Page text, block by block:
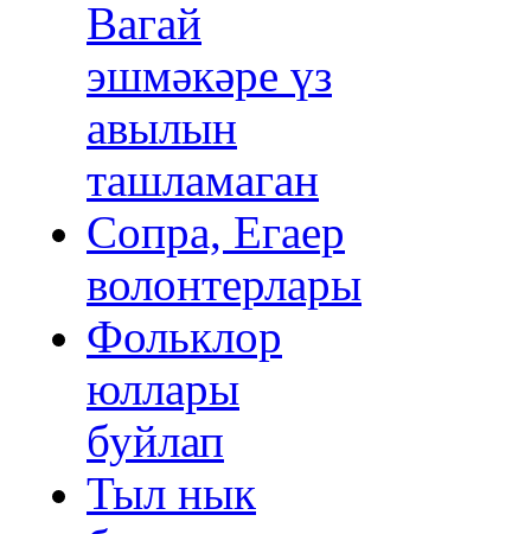
Вагай
эшмәкәре үз
авылын
ташламаган
Сопра, Егаер
волонтерлары
Фольклор
юллары
буйлап
Тыл нык